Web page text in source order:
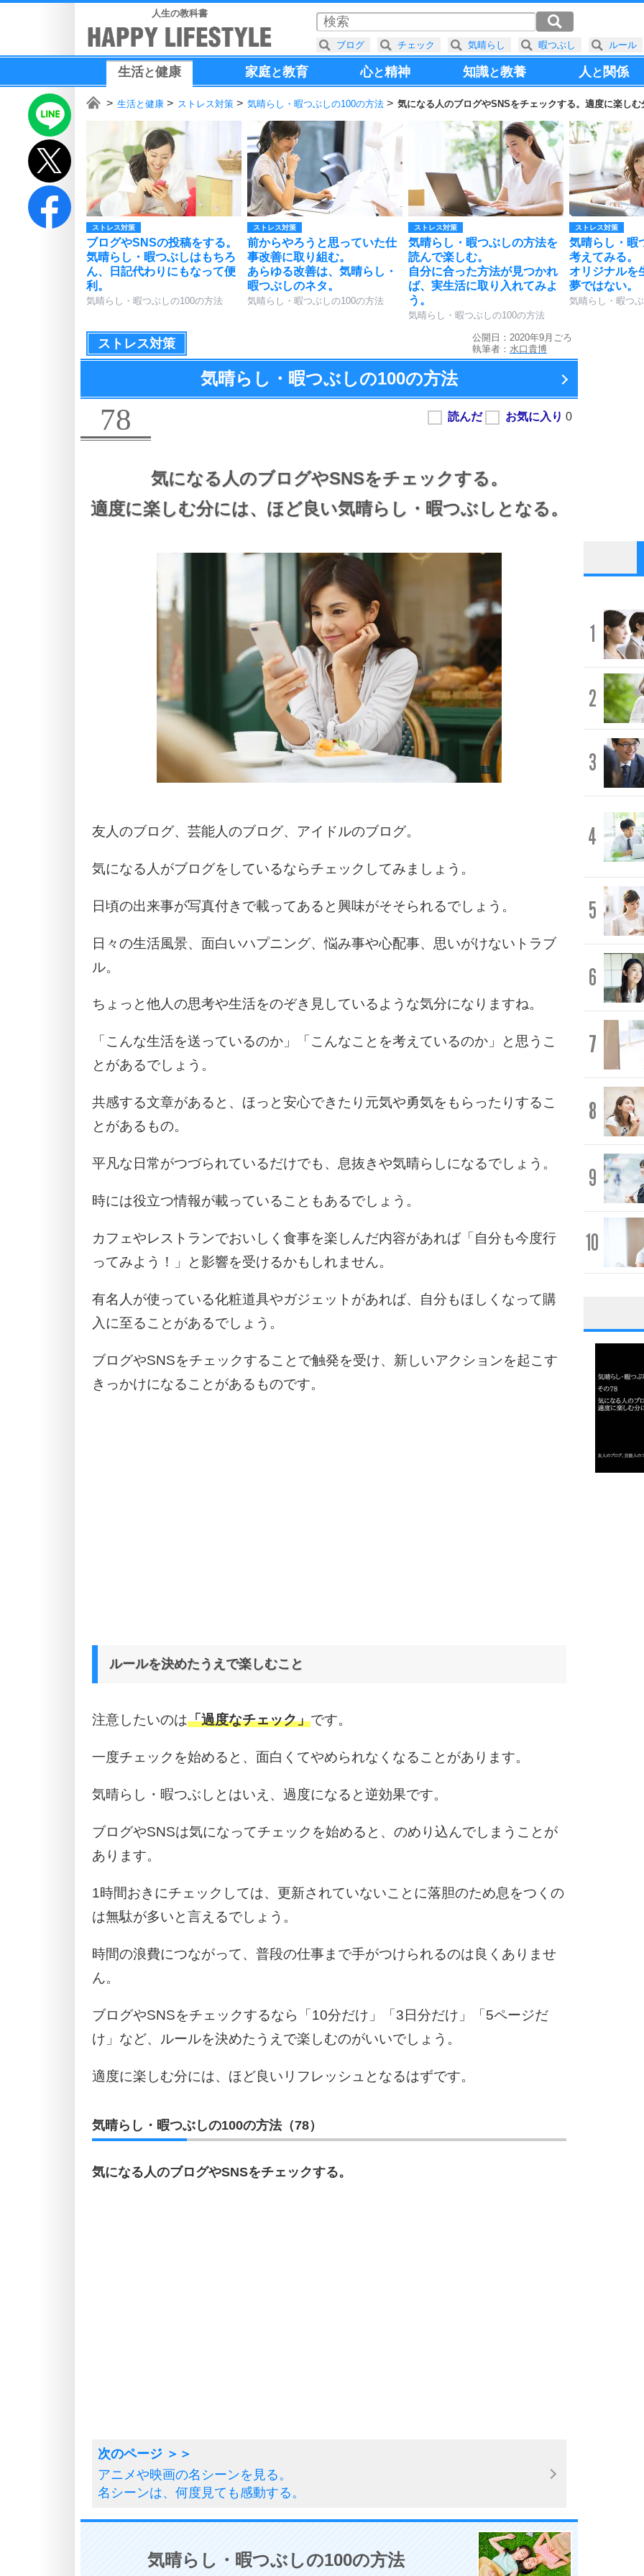
人生の教科書
生活と健康 家庭と教育 心と精神 知識と教養 人と 関係
生活と健康 ストレス対策 気晴らし・暇つぶしの100の方法 気になる人のブログやSNSをチェックする。適度に楽し
ストレス対策
ブログやSNSの投稿をする。
気晴らし・暇つぶしはもちろ
ん、日記代わりにもなって便
利。
気晴らし・暇つぶしの100の方法
ストレス対策
前からやろうと思っていた仕
事改善に取り組む。
あらゆる改善は、気晴らし・
暇つぶしのネタ。
気晴らし・暇つぶしの100の方法
ストレス対策
気晴らし・暇つぶしの方法を
読んで楽しむ。
自分に合った方法が見つかれ
ば、実生活に取り入れてみよ
う。
気晴らし・暇つぶしの100の方法
ストレス対策
気晴らし・暇
考えてみる。
オリジナルを
夢ではない。
気晴らし・暇つ
ストレス対策
公開日：2020年9月ごろ
執筆者： 水口貴博
気晴らし・暇つぶしの100の方法
78
気になる人のブログやSNSをチェックする。
適度に楽しむ分には、 ほど良い気晴らし・暇つぶしとなる。
友人のブログ、芸能人のブログ、アイドルのブログ。
気になる人がブログをしているならチェックしてみましょう。
日頃の出来事が写真付きで載ってあると興味がそそられるでしょう。
日々の生活風景、面白いハプニング、悩み事や心配事、思いがけないトラブ
ル。
ちょっと他人の思考や生活をのぞき見しているような気分になりますね。
「こんな生活を送っているのか」「こんなことを考えているのか」と思うこ
とがあるでしょう。
共感する文章があると、ほっと安心できたり元気や勇気をもらったりするこ
とがあるもの。
平凡な日常がつづられているだけでも、息抜きや気晴らしになるでしょう。
時には役立つ情報が載っていることもあるでしょう。
カフェやレストランでおいしく食事を楽しんだ内容があれば「自分も今度行
ってみよう！」と影響を受けるかもしれません。
有名人が使っている化粧道具やガジェットがあれば、自分もほしくなって購
入に至ることがあるでしょう。
ブログやSNSをチェックすることで触発を受け、新しいアクションを起こす
きっかけになることがあるものです。
ルールを決めたうえで楽しむこと
注意したいのは「過度なチェック」です。
一度チェックを始めると、面白くてやめられなくなることがあります。
気晴らし・暇つぶしとはいえ、過度になると逆効果です。
ブログやSNSは気になってチェックを始めると、のめり込んでしまうことが
あります。
1時間おきにチェックしては、更新されていないことに落胆のため息をつくの
は無駄が多いと言えるでしょう。
時間の浪費につながって、普段の仕事まで手がつけられるのは良くありませ
ん。
ブログやSNSをチェックするなら「10分だけ」「3日分だけ」「5ページだ
け」など、ルールを決めたうえで楽しむのがいいでしょう。
適度に楽しむ分には、ほど良いリフレッシュとなるはずです。
気晴らし・暇つぶしの100の方法（78）
気になる人のブログやSNSをチェックする。
アニメや映画の名シーンを見る。
名シーンは、何度見ても感動する。
気晴らし・暇つぶしの100の方法
1
2
3
4
5
6
7
8
9
10
1
3
ブログ チェック 気晴らし 暇つぶし ルール